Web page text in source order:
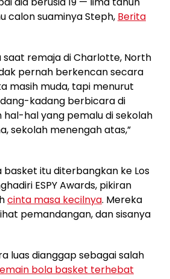
calon suaminya Steph, Berita
remaja di Charlotte, North
pernah berkencan secara
masih muda, tapi menurut
kadang berbicara di
hal-hal yang pemalu di sekolah
sekolah menengah atas,”
itu diterbangkan ke Los
ESPY Awards, pikiran
cinta masa kecilnya. Mereka
pemandangan, dan sisanya
luas dianggap sebagai salah
bola basket terhebat